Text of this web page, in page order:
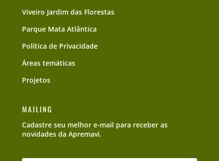
Viveiro Jardim das Florestas
Parque Mata Atlântica
Política de Privacidade
Áreas temáticas
Projetos
MAILING
Cadastre seu melhor e-mail para receber as
novidades da Apremavi.